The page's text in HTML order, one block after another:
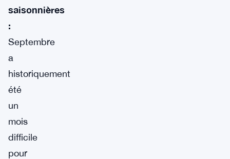
saisonnières
:
Septembre
a
historiquement
été
un
mois
difficile
pour